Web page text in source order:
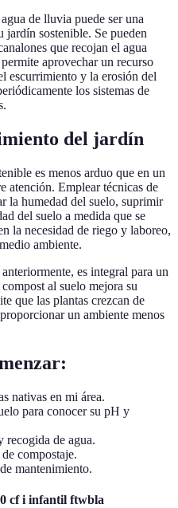
de lluvia puede ser una
jardín sostenible. Se pueden
que recojan el agua
aprovechar un recurso
escurrimiento y la erosión del
los sistemas de
del jardín
es menos arduo que en un
atención. Emplear técnicas de
la humedad del suelo, suprimir
del suelo a medida que se
la necesidad de riego y laboreo,
ambiente.
es integral para un
al suelo mejora su
que las plantas crezcan de
un ambiente menos
nativas en mi área.
para conocer su pH y
recogida de agua.
compostaje.
mantenimiento.
cf i infantil ftwbla